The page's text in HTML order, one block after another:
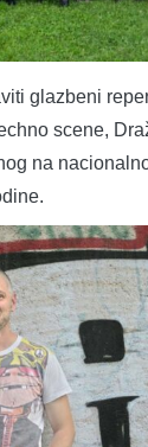
glazbeni
scene,
na